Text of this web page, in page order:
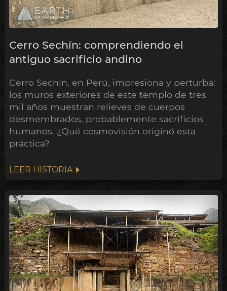
Cerro Sechín: comprendiendo el
antiguo sacrificio andino
Cerro Sechín, en Perú, impresiona y perturba:
los muros exteriores de este templo de tres
mil años muestran relieves de cuerpos
desmembrados, probablemente sacrificios
humanos. ¿Qué cosmovisión originó esta
práctica?
LEER HISTORIA